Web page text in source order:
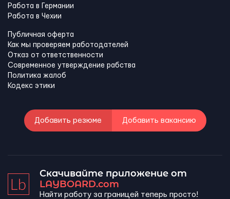
Работа в Германии
Работа в Чехии
Публичная оферта
Как мы проверяем работодателей
Отказ от ответственности
Современное утверждение рабства
Политика жалоб
Кодекс этики
Добавить резюме Добавить вакансию
Скачивайте приложение от
LAYBOARD.com
Найти работу за границей теперь просто!